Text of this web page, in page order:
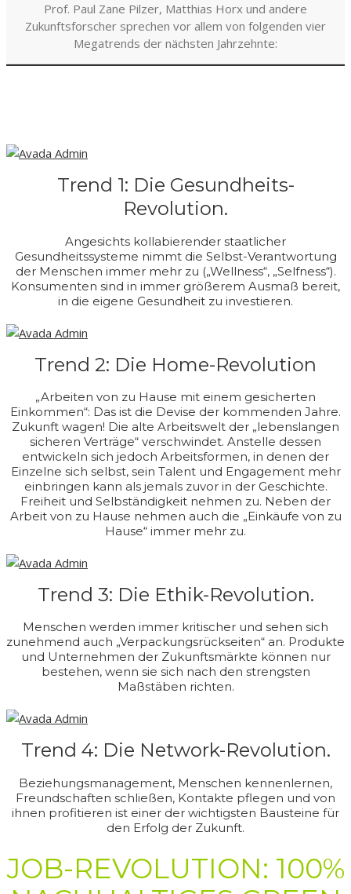
Prof. Paul Zane Pilzer, Matthias Horx und andere
Zukunftsforscher sprechen vor allem von folgenden vier
Megatrends der nächsten Jahrzehnte:
Trend 1: Die Gesundheits-
Revolution.
Angesichts kollabierender staatlicher
Gesundheitssysteme nimmt die Selbst-Verantwortung
der Menschen immer mehr zu („Wellness“, „Selfness“).
Konsumenten sind in immer größerem Ausmaß bereit,
in die eigene Gesundheit zu investieren.
Trend 2: Die Home-Revolution
„Arbeiten von zu Hause mit einem gesicherten
Einkommen“: Das ist die Devise der kommenden Jahre.
Zukunft wagen! Die alte Arbeitswelt der „lebenslangen
sicheren Verträge“ verschwindet. Anstelle dessen
entwickeln sich jedoch Arbeitsformen, in denen der
Einzelne sich selbst, sein Talent und Engagement mehr
einbringen kann als jemals zuvor in der Geschichte.
Freiheit und Selbständigkeit nehmen zu. Neben der
Arbeit von zu Hause nehmen auch die „Einkäufe von zu
Hause“ immer mehr zu.
Trend 3: Die Ethik-Revolution.
Menschen werden immer kritischer und sehen sich
zunehmend auch „Verpackungsrückseiten“ an. Produkte
und Unternehmen der Zukunftsmärkte können nur
bestehen, wenn sie sich nach den strengsten
Maßstäben richten.
Trend 4: Die Network-Revolution.
Beziehungsmanagement, Menschen kennenlernen,
Freundschaften schließen, Kontakte pflegen und von
ihnen profitieren ist einer der wichtigsten Bausteine für
den Erfolg der Zukunft.
JOB-REVOLUTION: 100%